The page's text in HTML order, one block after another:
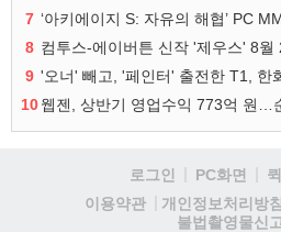
7 ‘아키에이지 S: 자유의 해협’ PC
8
9 '오너' 빼고, '페인터' 출전한 T1, 한
10웹젠, 상반기 영업수익 773억 원…
로그인 PC화면
이용약관
개인정보처리방침
불법촬영물신